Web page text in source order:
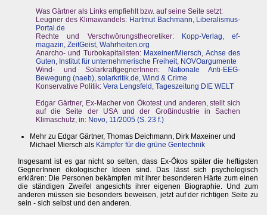
Was Gärtner als Links empfiehlt bzw. auf seine Seite setzt:
Leugner des Klimawandels: Hartmut Bachmann, Liberalismus-
Portal.de
Rechte und Verschwörungstheoretiker:
Kopp-Verlag,ef-
magazin, ZeitGeist, Wahrheiten.org
Anarcho- und Turbokapitalisten: Maxeiner/Miersch, Achse des
Guten, Institut für unternehmerische Freiheit, NOVOargumente
Wind- und SolarkraftgegnerInnen:
Nationale Anti-EEG-
Bewegung (naeb), solarkritik.de, Wind & Crime
Konservative Politik: Vera Lengsfeld , Tageszeitung DIE WELT
Edgar Gärtner, Ex-Macher von Ökotest und anderen, stellt sich
auf die Seite der USA und der Großindustrie in Sachen
Klimaschutz, in: Novo, 11/2005 (S. 23 f.)
Mehr zu Edgar Gärtner, Thomas Deichmann, Dirk Maxeiner und
Michael Miersch als Kämpfer für die grüne Gentechnik
Insgesamt ist es gar nicht so selten, dass Ex-Ökos später die heftigsten
GegnerInnen ökologischer Ideen sind. Das lässt sich psychologisch
erklären: Die Personen bekämpfen mit ihrer besonderen Härte zum einen
die ständigen Zweifel angesichts ihrer eigenen Biographie. Und zum
anderen müssen sie besonders beweisen, jetzt auf der richtigen Seite zu
sein - sich selbst und den anderen.